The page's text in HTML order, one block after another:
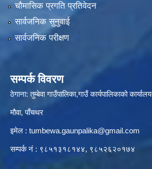
चौमासिक प्रगति प्रतिवेदन
सार्वजनिक सुनुवाई
सार्वजनिक परीक्षण
सम्पर्क विवरण
ठेगाना: तुम्बेवा गाउँपालिका,गाउँ कार्यपालिकाको कार्यालय
मौवा, पाँचथर
इमेल : tumbewa.gaunpalika@gmail.com
सम्पर्क नं : ९८५१३१८१४४, ९८५२६२०१७४